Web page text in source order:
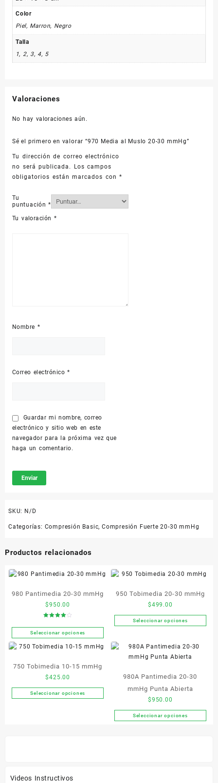
Color
Piel, Marron, Negro
Talla
1, 2, 3, 4, 5
Valoraciones
No hay valoraciones aún.
Sé el primero en valorar “970 Media al Muslo 20-30 mmHg”
Tu dirección de correo electrónico
no será publicada.
Los campos
obligatorios están marcados con*
Tu
puntuación *
Tu valoración *
Nombre *
Correo electrónico*
Guardar mi nombre, correo
electrónico y sitio web en este
navegador para la próxima vez que
haga un comentario.
SKU: N/D
Categorías: Compresión Basic,Compresión Fuerte 20-30 mmHg
Productos relacionados
980 Pantimedia 20-30 mmHg
$950.00
en
4.00
de 5
Seleccionar opciones
Este
producto
múltiples
variantes.
Las
opciones
producto
950 Tobimedia 20-30 mmHg
$499.00
Seleccionar opciones
Este
tiene
múltiples
Las
opciones
elegir
750 Tobimedia 10-15 mmHg
$425.00
Seleccionar opciones
Este
pueden
980A Pantimedia 20-30
mmHg Punta Abierta
$950.00
Seleccionar opciones
Este
Videos Instructivos